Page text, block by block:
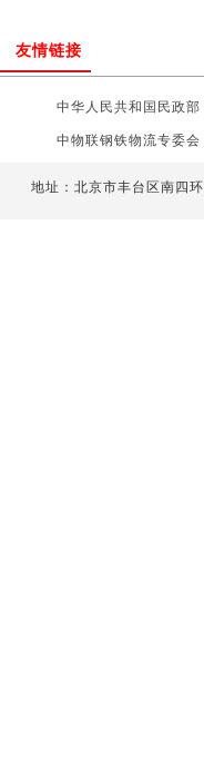
地址：北京市丰台区南四
中华人民共和国民政部
中物联钢铁物流专委会
友情链接